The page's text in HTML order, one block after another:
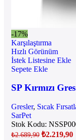
-17%
Karşılaştırma
Hızlı Görünüm
İstek Listesine Ekle
Sepete Ekle
SP Kırmızı
Gresler, Sıcak
SarPet
Stok Kodu:
₺2.689,90 ₺2.219,90